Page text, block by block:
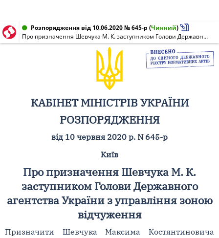
Розпорядження від 10.06.2020 № 645-р (Чинний)
Про призначення Шевчука М. К. заступником Голови Державного агентства України з управління зоною відчуження